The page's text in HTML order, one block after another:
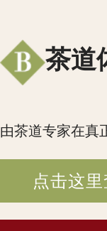
茶道
由茶道专家在真
点击这